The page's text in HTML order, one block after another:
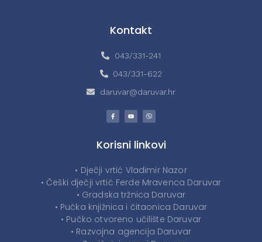
Kontakt
043/331-241
043/331-622
daruvar@daruvar.hr
Korisni linkovi
• Dječji vrtić Vladimir Nazor
• Češki dječji vrtić Ferde Mravenca Daruvar
• Gradska tržnica Daruvar
• Pučka knjižnica i čitaonica Daruvar
• Pučko otvoreno učilište Daruvar
• Razvojna agencija Daruvar